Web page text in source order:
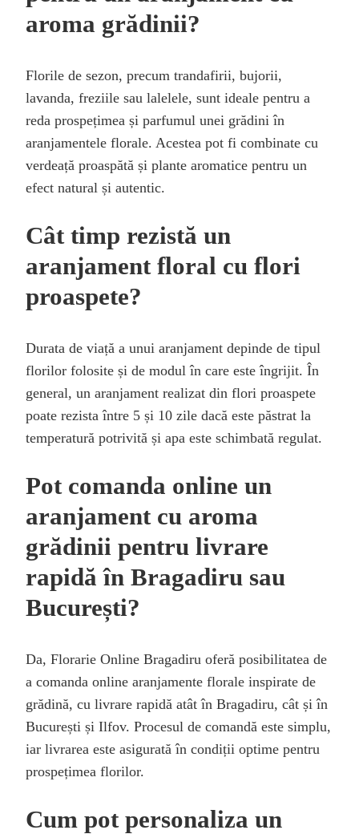
aroma grădinii?
Florile de sezon, precum trandafirii, bujorii,
lavanda, freziile sau lalelele, sunt ideale pentru a
reda prospețimea și parfumul unei grădini în
aranjamentele florale. Acestea pot fi combinate cu
verdeață proaspătă și plante aromatice pentru un
efect natural și autentic.
Cât timp rezistă un
aranjament floral cu flori
proaspete?
Durata de viață a unui aranjament depinde de tipul
florilor folosite și de modul în care este îngrijit. În
general, un aranjament realizat din flori proaspete
poate rezista între 5 și 10 zile dacă este păstrat la
temperatură potrivită și apa este schimbată regulat.
Pot comanda online un
aranjament cu aroma
grădinii pentru livrare
rapidă în Bragadiru sau
București?
Da, Florarie Online Bragadiru oferă posibilitatea de
a comanda online aranjamente florale inspirate de
grădină, cu livrare rapidă atât în Bragadiru, cât și în
București și Ilfov. Procesul de comandă este simplu,
iar livrarea este asigurată în condiții optime pentru
prospețimea florilor.
Cum pot personaliza un